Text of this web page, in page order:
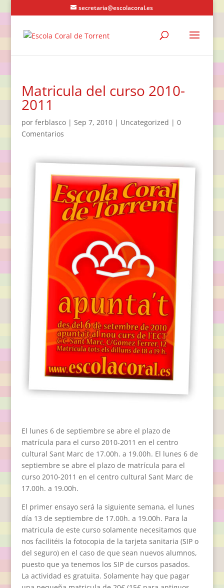
secretaria@escolacoral.es
Matricula del curso 2010-
2011
por ferblasco| Sep 7, 2010| Uncategorized | 0
Comentarios
El lunes 6 de septiembre se abre el plazo de
matrícula para el curso 2010-2011 en el centro
cultural Sant Marc de 17.00h. a 19.00h. El lunes 6 de
septiembre se abre el plazo de matrícula para el
curso 2010-2011 en el centro cultural Sant Marc de
17.00h. a 19.00h.
El primer ensayo será la siguiente semana, el lunes
día 13 de septiembre de 17.00h. a 19.00h. Para la
matricula de este curso solamente necesitamos que
nos facilitéis la fotocopia de la tarjeta sanitaria (SIP o
del seguro) en el caso de que sean nuevos alumnos,
puesto que ya tenemos los SIP de cursos pasados.
La actividad es gratuita. Solamente hay que pagar